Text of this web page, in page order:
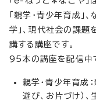
「親学・青少年育成」
学」、現代社会の課題
講する講座です。
95本の講座を配信中
親学・青少年育成
遊び、お片づけ）